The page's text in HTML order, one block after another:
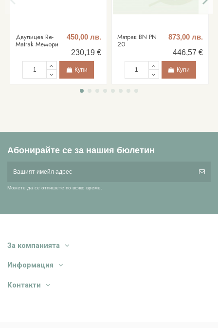
Двулицев Re-
Matrak Мемори
450,00 лв.
230,19 €
Купи
Матрак BN PN
20
873,00 лв.
446,57 €
Купи
Абонирайте се за нашия бюлетин
Можете да се отпишете по всяко време.
За компанията
Информация
Контакти